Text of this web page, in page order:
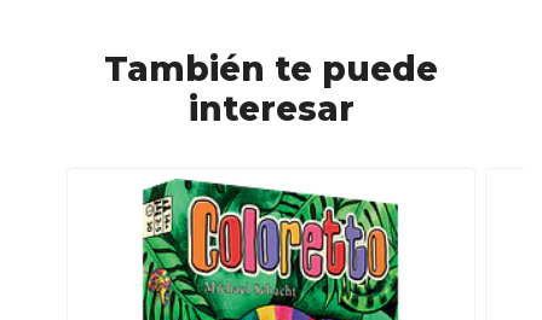
También te puede
interesar